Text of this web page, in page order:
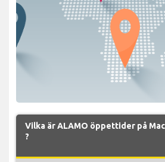
Vilka är ALAMO öppettider på
?